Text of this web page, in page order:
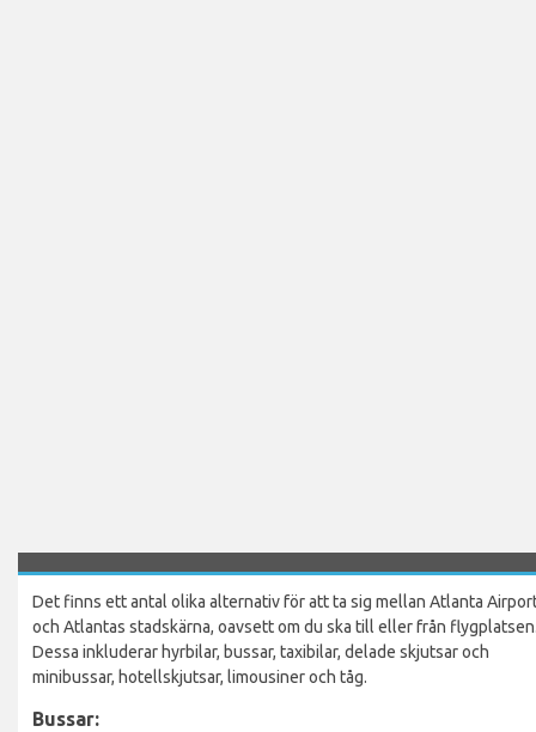
Det finns ett antal olika alternativ för att ta sig mellan Atlanta
och Atlantas stadskärna, oavsett om du ska till eller från
Dessa inkluderar hyrbilar, bussar, taxibilar, delade skjutsar och
minibussar, hotellskjutsar, limousiner och tåg.
Bussar: